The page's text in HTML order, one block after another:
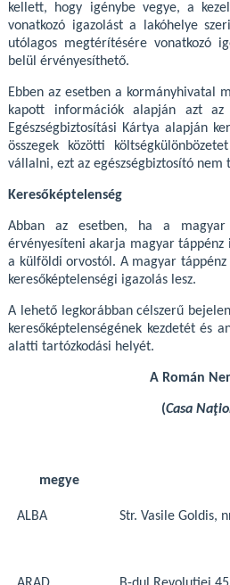
kellett, hogy igénybe vegye, a
vonatkozó igazolást a lakóhelye
utólagos megtérítésére vonatkozó
belül érvényesíthető.
Ebben az esetben a kormányhivatal
kapott információk alapján azt
Egészségbiztosítási Kártya alapján
összegek közötti
vállalni, ezt az egészségbiztosító nem
Keresőképtelenség
Abban az esetben, ha a magyar
érvényesíteni akarja magyar
a külföldi orvostól. A magyar
keresőképtelenségi igazolás lesz.
A lehető legkorábban célszerű
keresőképtelenségének kezdetét és
alatti tartózkodási helyét.
A Román
(Casa
megye
ALBA Str. Vasile Goldis,